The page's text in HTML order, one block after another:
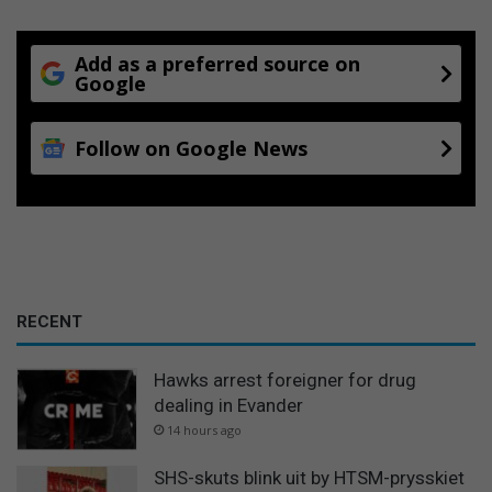
Add as a preferred source on
Google
Follow on Google News
RECENT
Hawks arrest foreigner for drug
dealing in Evander
14 hours ago
SHS-skuts blink uit by HTSM-prysskiet